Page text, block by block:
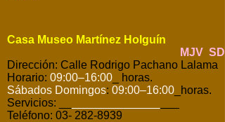
Casa Museo Martínez Holguín
MJV SD
Dirección: Calle Rodrigo Pachano Lalama
Horario: 09:00–16:00 _ horas.
Sábados Domingos: 09:00–16:00 _horas.
Servicios: __
Teléfono: 03- 282-8939